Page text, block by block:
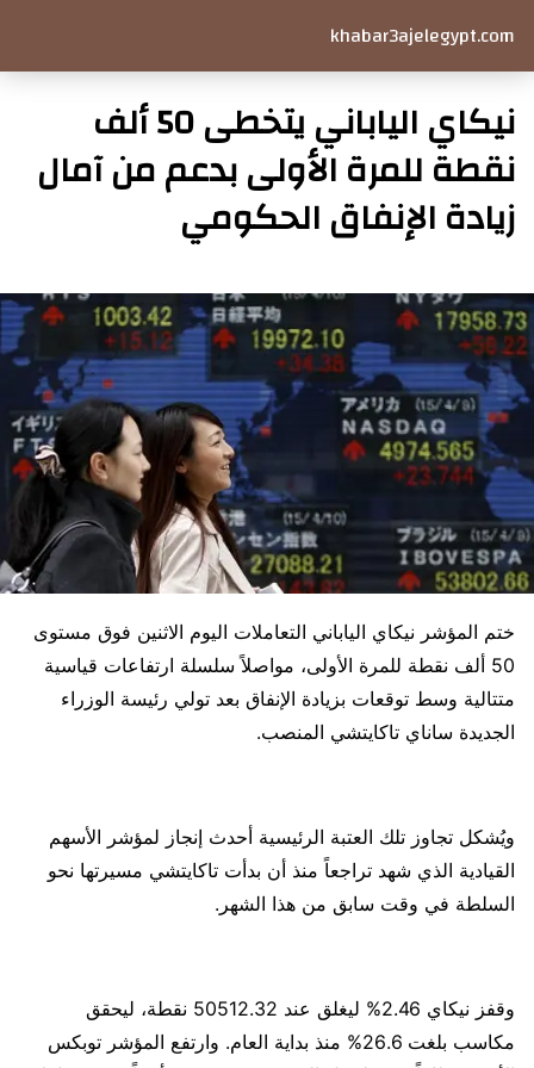
khabar3ajelegypt.com
نيكاي الياباني يتخطى 50 ألف
نقطة للمرة الأولى بدعم من آمال
زيادة الإنفاق الحكومي
ختم المؤشر نيكاي الياباني التعاملات اليوم الاثنين فوق مستوى
50 ألف نقطة للمرة الأولى، مواصلاً سلسلة ارتفاعات قياسية
متتالية وسط توقعات بزيادة الإنفاق بعد تولي رئيسة الوزراء
الجديدة ساناي تاكايتشي المنصب.
ويُشكل تجاوز تلك العتبة الرئيسية أحدث إنجاز لمؤشر الأسهم
القيادية الذي شهد تراجعاً منذ أن بدأت تاكايتشي مسيرتها نحو
السلطة في وقت سابق من هذا الشهر.
وقفز نيكاي 2.46% ليغلق عند 50512.32 نقطة، ليحقق
مكاسب بلغت 26.6% منذ بداية العام. وارتفع المؤشر توبكس